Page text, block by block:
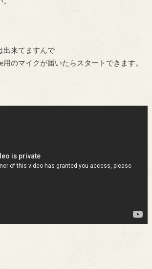
出来てますんで
のマイクが届いたらスタートできます。